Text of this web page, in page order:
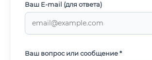
Ваш E-mail (для ответа)
Ваш вопрос или сообщение *